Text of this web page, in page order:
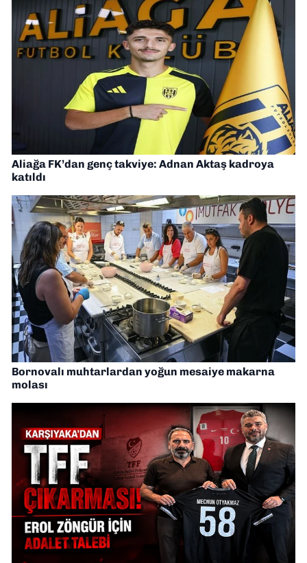
Aliağa FK’dan genç takviye: Adnan Aktaş kadroya
katıldı
Bornovalı muhtarlardan yoğun mesaiye makarna
molası